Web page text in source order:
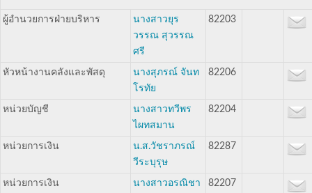
ผู้อำนวยการฝ่ายบริหาร
นางสาวยุร
วรรณ สุวรรณ
ศรี
82203
หัวหน้างานคลังและพัสดุ
นางสุภรณ์ จันท
โรทัย
82206
หน่วยบัญชี
นางสาวทวีพร
ไผทสมาน
82204
หน่วยการเงิน
น.ส.วัชราภรณ์
วีระบุรุษ
82287
หน่วยการเงิน
นางสาวอรณิชา
82207